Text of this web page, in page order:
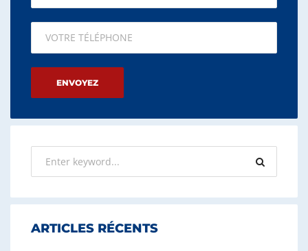
Please leave this field empty.
ARTICLES RÉCENTS